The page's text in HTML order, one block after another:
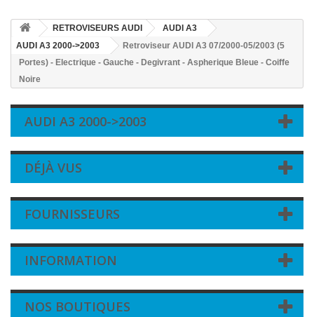
RETROVISEURS AUDI
AUDI A3
AUDI A3 2000->2003
Retroviseur AUDI A3 07/2000-05/2003 (5
Portes) - Electrique - Gauche - Degivrant - Aspherique Bleue - Coiffe
Noire
AUDI A3 2000->2003
DÉJÀ VUS
FOURNISSEURS
INFORMATION
NOS BOUTIQUES